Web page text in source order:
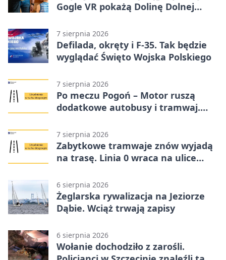
Gogle VR pokażą Dolinę Dolnej
7 sierpnia 2026
Defilada, okręty i F-35. Tak będzie
wyglądać Święto Wojska Polskiego
7 sierpnia 2026
Po meczu Pogoń – Motor ruszą
dodatkowe autobusy i tramwaj.
7 sierpnia 2026
Zabytkowe tramwaje znów wyjadą
na trasę. Linia 0 wraca na ulice
6 sierpnia 2026
Żeglarska rywalizacja na Jeziorze
Dąbie. Wciąż trwają zapisy
6 sierpnia 2026
Wołanie dochodziło z zarośli.